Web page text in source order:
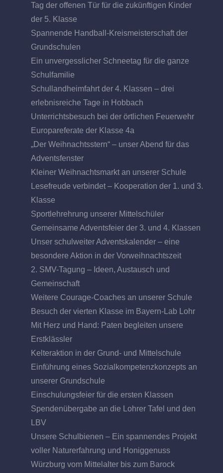
Tag der offenen Tür für die zukünftigen Kinder
der 5. Klasse
Spannende Handball-Kreismeisterschaft der
Grundschulen
Ein unvergesslicher Schneetag für die ganze
Schulfamilie
Schullandheimfahrt der 4. Klassen – drei
erlebnisreiche Tage in Hobbach
Unterrichtsbesuch bei der örtlichen Feuerwehr
Europareferate der Klasse 4a
„Der Weihnachtsstern“ – unser Abend für das
Adventsfenster
Kleiner Weihnachtsmarkt an unserer Schule
Lesefreude verbindet – Kooperation der 1. und 3.
Klasse
Sportlehrehrung unserer Mittelschüler
Gemeinsame Adventsfeier der 3. und 4. Klassen
Unser schulweiter Adventskalender – eine
besondere Aktion in der Vorweihnachtszeit
2. SMV-Tagung – Ideen, Austausch und
Gemeinschaft
Weitere Courage-Coaches an unserer Schule
Besuch der vierten Klasse im Bayern-Lab Lohr
Mit Herz und Hand: Paten begleiten unsere
Erstklässler
Kelteraktion in der Grund- und Mittelschule
Einführung eines Sozialkompetenzkonzepts an
unserer Grundschule
Einschulungsfeier für die ersten Klassen
Spendenübergabe an die Lohrer Tafel und den
LBV
Unsere Schulbienen – Ein spannendes Projekt
voller Naturerfahrung und Honiggenuss
Würzburg vom Mittelalter bis zum Barock